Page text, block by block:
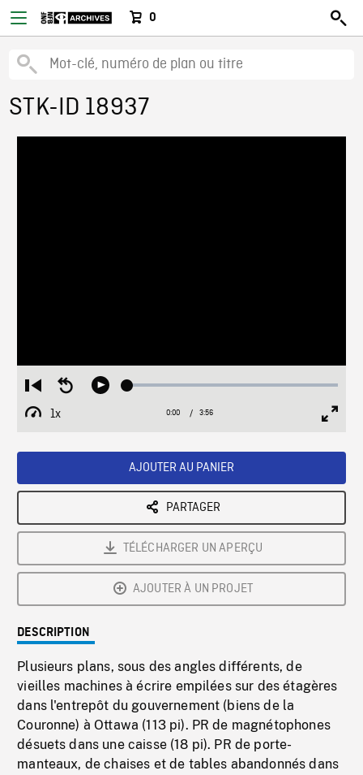
0
STK-ID 18937
Restart
from
beginning
Seek
Play Loaded:
1x
Playback
Current
0:00 / Duration
3:56
AJOUTER AU PANIER
PARTAGER
TÉLÉCHARGER UN APERÇU
AJOUTER À UN PROJET
DESCRIPTION
Plusieurs plans, sous des angles différents, de
vieilles machines à écrire empilées sur des étagères
dans l'entrepôt du gouvernement (biens de la
Couronne) à Ottawa (113 pi). PR de magnétophones
désuets dans une caisse (18 pi). PR de porte-
manteaux, de chaises et de tables abandonnés dans